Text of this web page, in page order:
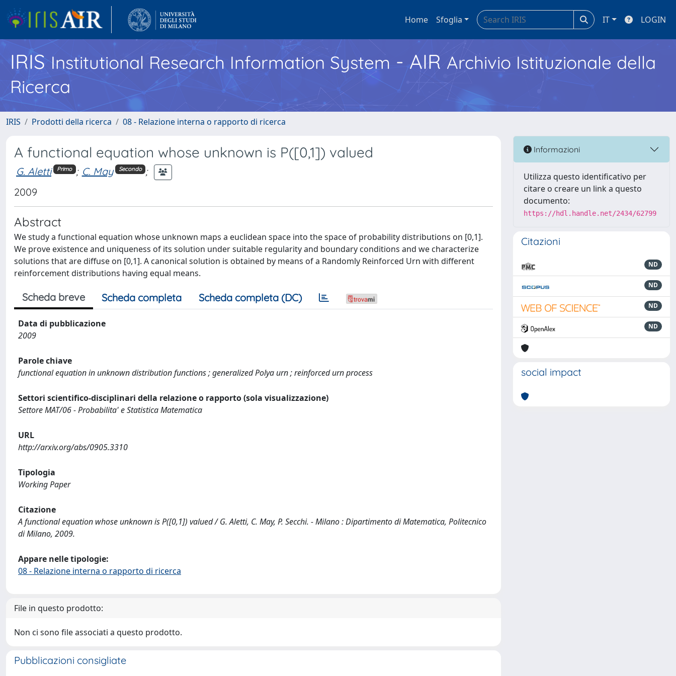
Home Sfoglia IT LOGIN
IRISInstitutional Research Information System - AIR Archivio Istituzionale della
Ricerca
IRIS Prodotti della ricerca 08 - Relazione interna o rapporto di ricerca
A functional equation whose unknown is P([0,1]) valued
G. Aletti Primo ; C. May Secondo
;
2009
Abstract
We study a functional equation whose unknown maps a euclidean space into the space of probability distributions on [0,1].
We prove existence and uniqueness of its solution under suitable regularity and boundary conditions and we characterize
solutions that are diffuse on [0,1]. A canonical solution is obtained by means of a Randomly Reinforced Urn with different
reinforcement distributions having equal means.
Scheda breve Scheda completa Scheda completa (DC)
Data di pubblicazione
2009
Parole chiave
functional equation in unknown distribution functions ; generalized Polya urn ; reinforced urn process
Settori scientifico-disciplinari della relazione o rapporto (sola visualizzazione)
Settore MAT/06 - Probabilita' e Statistica Matematica
URL
http://arxiv.org/abs/0905.3310
Tipologia
Working Paper
Citazione
A functional equation whose unknown is P([0,1]) valued / G. Aletti, C. May, P. Secchi. - Milano : Dipartimento di Matematica, Politecnico
di Milano, 2009.
Appare nelle tipologie:
08 - Relazione interna o rapporto di ricerca
File in questo prodotto:
Non ci sono file associati a questo prodotto.
Pubblicazioni consigliate
Informazioni
Utilizza questo identificativo per
citare o creare un link a questo
documento:
https://hdl.handle.net/2434/62799
Citazioni
ND
ND
ND
ND
social impact